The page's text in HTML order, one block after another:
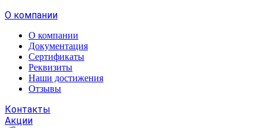
О компании
О компании
Документация
Сертификаты
Реквизиты
Наши достижения
Отзывы
Контакты
Акции